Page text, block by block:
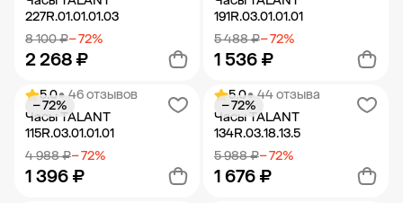
227R.01.01.01.03
8 100 ₽− 72%
2 268 ₽
Добавить в корзину
191R.03.01.01.01
5 488 ₽− 72%
1 536 ₽
Добавить в корзину
5.0• 46 отзывов
Часы TALANT
115R.03.01.01.01
4 988 ₽− 72%
1 396 ₽
− 72%
5.0• 44 отзыва
Часы TALANT
134R.03.18.13.5
5 988 ₽− 72%
1 676 ₽
− 72%